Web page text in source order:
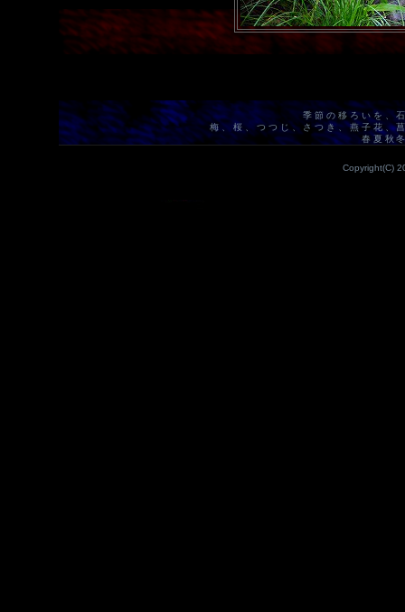
季節の移ろいを、
梅、桜、つつじ、さつき、燕子花、
春夏秋
Copyright(C)